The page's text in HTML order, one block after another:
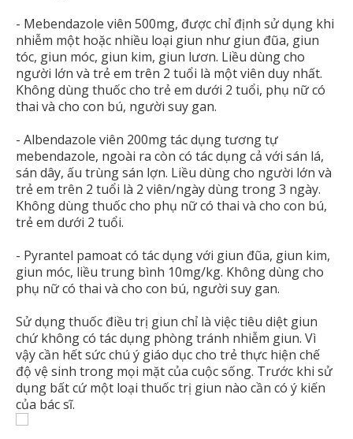
- Mebendazole viên 500mg, được chỉ định sử dụng khi
nhiễm một hoặc nhiều loại giun như giun đũa, giun
tóc, giun móc, giun kim, giun lươn. Liều dùng cho
người lớn và trẻ em trên 2 tuổi là một viên duy nhất.
Không dùng thuốc cho trẻ em dưới 2 tuổi, phụ nữ có
thai và cho con bú, người suy gan.
- Albendazole viên 200mg tác dụng tương tự
mebendazole, ngoài ra còn có tác dụng cả với sán lá,
sán dây, ấu trùng sán lợn. Liều dùng cho người lớn và
trẻ em trên 2 tuổi là 2 viên/ngày dùng trong 3 ngày.
Không dùng thuốc cho phụ nữ có thai và cho con bú,
trẻ em dưới 2 tuổi.
- Pyrantel pamoat có tác dụng với giun đũa, giun kim,
giun móc, liều trung bình 10mg/kg. Không dùng cho
phụ nữ có thai và cho con bú, người suy gan.
Sử dụng thuốc điều trị giun chỉ là việc tiêu diệt giun
chứ không có tác dụng phòng tránh nhiễm giun. Vì
vậy cần hết sức chú ý giáo dục cho trẻ thực hiện chế
độ vệ sinh trong mọi mặt của cuộc sống. Trước khi sử
dụng bất cứ một loại thuốc trị giun nào cần có ý kiến
của bác sĩ.